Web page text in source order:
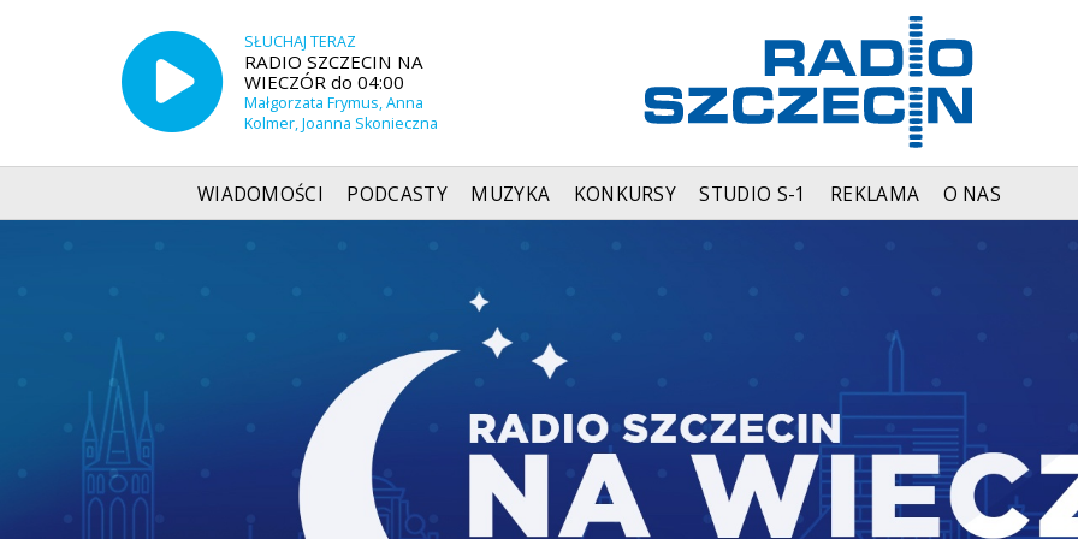
SŁUCHAJ TERAZ
RADIO SZCZECIN NA
WIECZÓR do 04:00
Małgorzata Frymus, Anna
Kolmer, Joanna Skonieczna
WIADOMOŚCI PODCASTY MUZYKA KONKURSY STUDIO S-1 REKLAMA O NAS